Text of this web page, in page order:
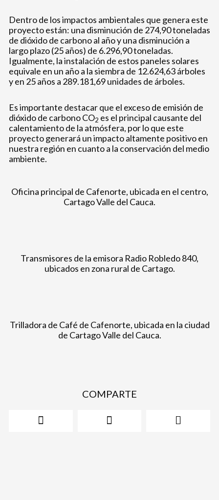
Dentro de los impactos ambientales que genera este
proyecto están: una disminución de 274,90 toneladas
de dióxido de carbono al año y una disminución a
largo plazo (25 años) de 6.296,90 toneladas.
Igualmente, la instalación de estos paneles solares
equivale en un año a la siembra de 12.624,63 árboles
y en 25 años a 289.181,69 unidades de árboles.
Es importante destacar que el exceso de emisión de
dióxido de carbono CO2 es el principal causante del
calentamiento de la atmósfera, por lo que este
proyecto generará un impacto altamente positivo en
nuestra región en cuanto a la conservación del medio
ambiente.
Oficina principal de Cafenorte, ubicada en el centro,
Cartago Valle del Cauca.
Transmisores de la emisora Radio Robledo 840,
ubicados en zona rural de Cartago.
Trilladora de Café de Cafenorte, ubicada en la ciudad
de Cartago Valle del Cauca.
COMPARTE
Share Share Share